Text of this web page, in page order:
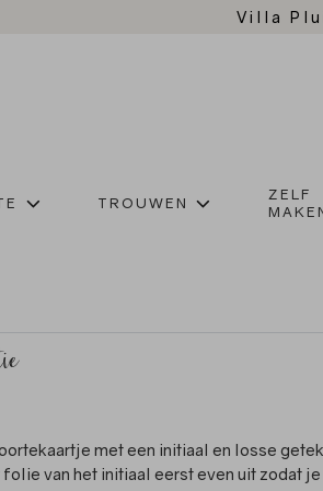
Villa
TROUWEN
ZELF
met een initiaal en losse
van het initiaal eerst even uit zodat je